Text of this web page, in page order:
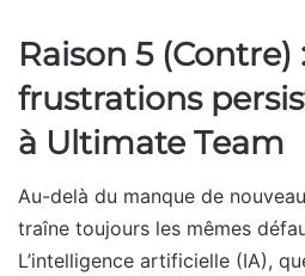
Raison 5 (Contre)
frustrations
à Ultimate Team
Au-delà du manque de
traîne toujours les mêmes
L’intelligence artificielle (IA),